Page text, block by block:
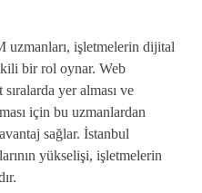
işletmelerin dijital
bir rol oynar. Web
yer alması ve
için bu uzmanlardan
sağlar. İstanbul
yükselişi, işletmelerin